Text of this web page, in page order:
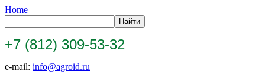
Home
+7 (812) 309-53-32
e-mail: info@agroid.ru